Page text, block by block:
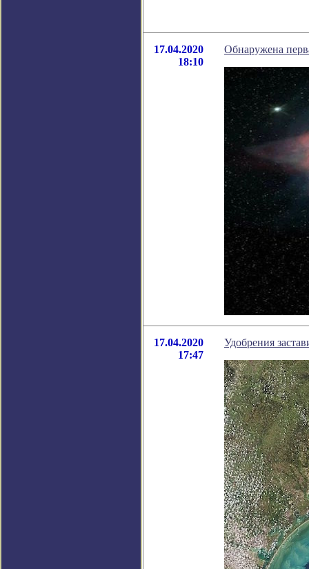
17.04.2020
18:10
Обнаружена
17.04.2020
17:47
Удобрения